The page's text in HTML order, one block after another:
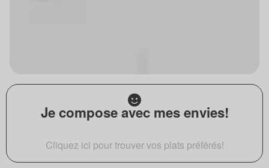
Je compose avec mes envies!
Cliquez ici pour trouver vos plats préférés!